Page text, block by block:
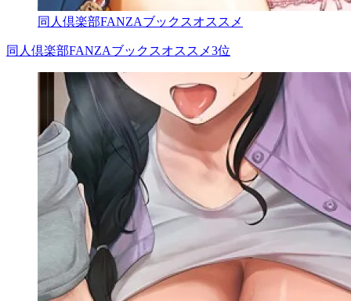
同人倶楽部FANZAブックスオススメ
同人倶楽部FANZAブックスオススメ3位